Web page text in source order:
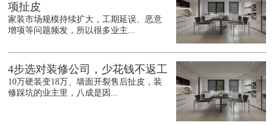
项扯皮
家装市场规模持续扩大，工期延误、恶意
增项等问题频发，所以很多业主...
4步选对装修公司，少花钱不返工
10万硬装变18万、墙面开裂售后扯皮，装
修踩坑的业主里，八成是因...